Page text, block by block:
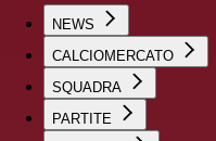
NEWS
CALCIOMERCATO
SQUADRA
PARTITE